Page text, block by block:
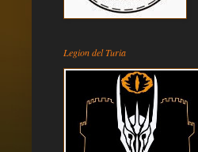
Legion del Turia